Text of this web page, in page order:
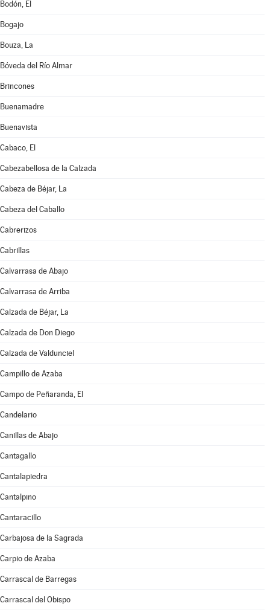
Bodón, El
Bogajo
Bouza, La
Bóveda del Río Almar
Brincones
Buenamadre
Buenavista
Cabaco, El
Cabezabellosa de la Calzada
Cabeza de Béjar, La
Cabeza del Caballo
Cabrerizos
Cabrillas
Calvarrasa de Abajo
Calvarrasa de Arriba
Calzada de Béjar, La
Calzada de Don Diego
Calzada de Valdunciel
Campillo de Azaba
Campo de Peñaranda, El
Candelario
Canillas de Abajo
Cantagallo
Cantalapiedra
Cantalpino
Cantaracillo
Carbajosa de la Sagrada
Carpio de Azaba
Carrascal de Barregas
Carrascal del Obispo